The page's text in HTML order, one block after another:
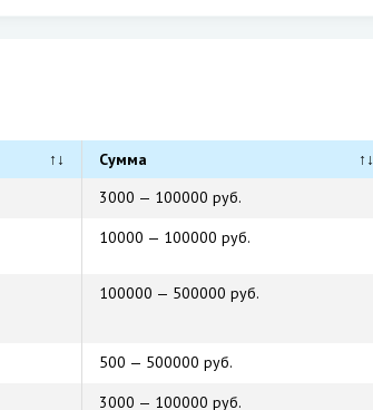
↑↓ Сумма ↑↓
3000 — 100000 руб.
10000 — 100000 руб.
100000 — 500000 руб.
500 — 500000 руб.
3000 — 100000 руб.